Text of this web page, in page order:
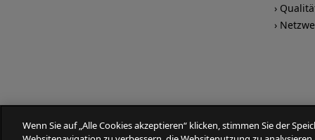
Wenn Sie auf „Alle Cookies akzeptieren“ klicken, stimmen Sie der